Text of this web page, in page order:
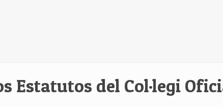
Estatutos del Col·legi